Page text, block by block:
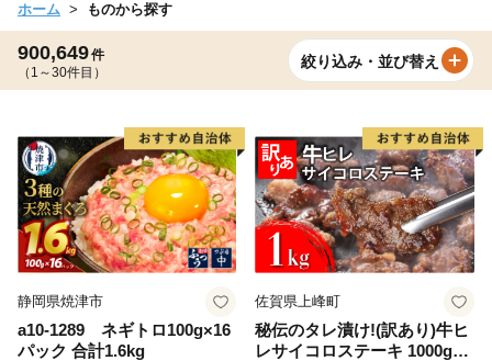
ホーム ものから探す
900,649件
（1～30件目）
絞り込み・並び替え
静岡県焼津市
a10-1289 ネギトロ100g×16
パック 合計1.6kg
佐賀県上峰町
秘伝のタレ漬け!(訳あり)牛ヒ
レサイコロステーキ 1000g